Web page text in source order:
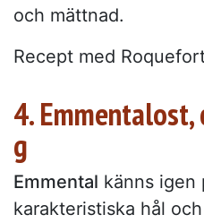
och mättnad.
Recept med
4.
g
Emmental känns igen
karakteristiska hål